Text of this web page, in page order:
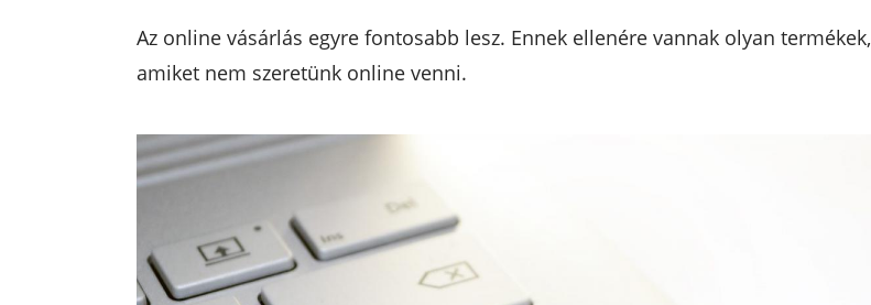
Az online vásárlás egyre fontosabb lesz. Ennek ellenére vannak olyan termékek,
amiket nem szeretünk online venni.